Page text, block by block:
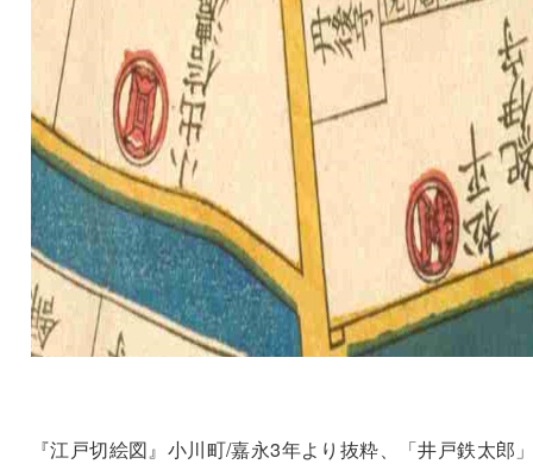
『江戸切絵図』小川町/嘉永3年より抜粋、「井戸鉄太郎